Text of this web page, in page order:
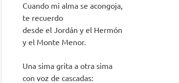
Cuando mi alma se acongoja,
te recuerdo
desde el Jordán y el Hermón
y el Monte Menor.
Una sima grita a otra sima
con voz de cascadas: